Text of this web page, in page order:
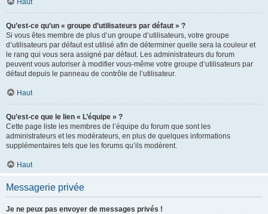
Haut
Qu’est-ce qu’un « groupe d’utilisateurs par défaut » ?
Si vous êtes membre de plus d’un groupe d’utilisateurs, votre groupe
d’utilisateurs par défaut est utilisé afin de déterminer quelle sera la couleur et
le rang qui vous sera assigné par défaut. Les administrateurs du forum
peuvent vous autoriser à modifier vous-même votre groupe d’utilisateurs par
défaut depuis le panneau de contrôle de l’utilisateur.
Haut
Qu’est-ce que le lien « L’équipe » ?
Cette page liste les membres de l’équipe du forum que sont les
administrateurs et les modérateurs, en plus de quelques informations
supplémentaires tels que les forums qu’ils modèrent.
Haut
Messagerie privée
Je ne peux pas envoyer de messages privés !